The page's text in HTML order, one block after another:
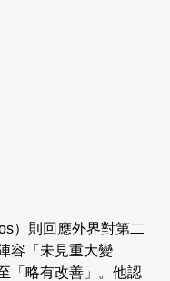
）則回應外界對第二
容「未見重大變
「略有改善」。他認